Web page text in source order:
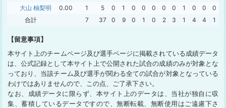
大山 柚梨明
0.00 1 5 0 1 0 0 0 0 0 1 0 0 0
合計
7 37 0 9 0 1 0 2 3 1 4 4 1
【留意事項】
本サイト上のチームページ及び選手ページに掲載されている成績データ
は、公式記録として本サイト上で公開された試合の成績のみが対象とな
っており、当該チーム及び選手が関わる全ての試合が対象となっている
わけではありませんので、この点、ご了承下さい。
なお、成績データに限らず、本サイト上のデータは、当社が独自に収
集、蓄積しているデータですので、無断転載、無断使用はご遠慮下さ